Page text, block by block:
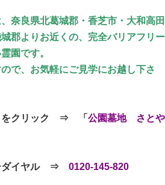
奈良県北葛城郡・香芝市・大和高田
郡よりお近くの、完全バリアフリー
園です。
で、お気軽にご見学にお越し下さ
をクリック ⇒ 「 公園墓地 さとや
ダイヤル ⇒ 0120-145-820